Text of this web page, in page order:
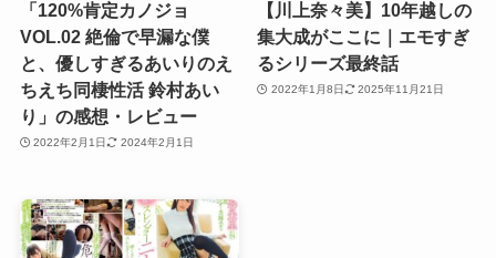
「120%肯定カノジョ
VOL.02 絶倫で早漏な僕
と、優しすぎるあいりのえ
ちえち同棲性活 鈴村あい
り」の感想・レビュー
2022年2月1日 2024年2月1日
【川上奈々美】10年越しの
集大成がここに｜エモすぎ
るシリーズ最終話
2022年1月8日 2025年11月21日